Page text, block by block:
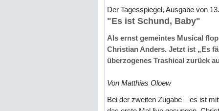
Der Tagesspiegel, Ausgabe von
"Es ist Schund, Baby"
Als ernst gemeintes Musical
Christian Anders. Jetzt ist „Es
überzogenes Trashical zurück
Von Matthias Oloew
Bei der zweiten Zugabe – es ist